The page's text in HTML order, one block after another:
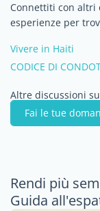
Connettiti con altri
esperienze per
Vivere in Haiti
CODICE DI
Altre discussioni
Fai le tue
Rendi più
Guida